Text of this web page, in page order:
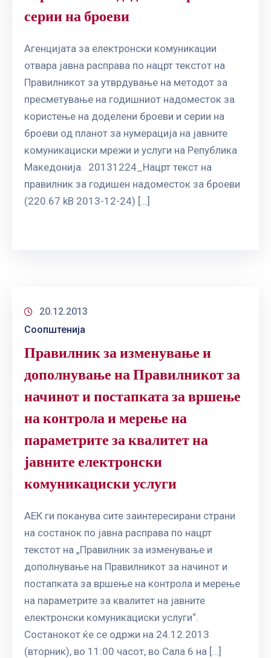
серии на броеви
Агенцијата за електронски комуникации
отвара јавна расправа по нацрт текстот на
Правилникот за утврдување на методот за
пресметување на годишниот надоместок за
користење на доделени броеви и серии на
броеви од планот за нумерација на јавните
комуникациски мрежи и услуги на Република
Македонија. 20131224_Нацрт текст на
правилник за годишен надоместок за броеви
(220.67 kB 2013-12-24) […]
20.12.2013
Соопштенија
Правилник за изменување и
дополнување на Правилникот за
начинот и постапката за вршење
на контрола и мерење на
параметрите за квалитет на
јавните електронски
комуникациски услуги
АЕК ги поканува сите заинтересирани страни
на состанок по јавна расправа по нацрт
текстот на „Правилник за изменување и
дополнување на Правилникот за начинот и
постапката за вршење на контрола и мерење
на параметрите за квалитет на јавните
електронски комуникациски услуги“.
Состанокот ќе се одржи на 24.12.2013
(вторник), во 11:00 часот, во Сала 6 на […]